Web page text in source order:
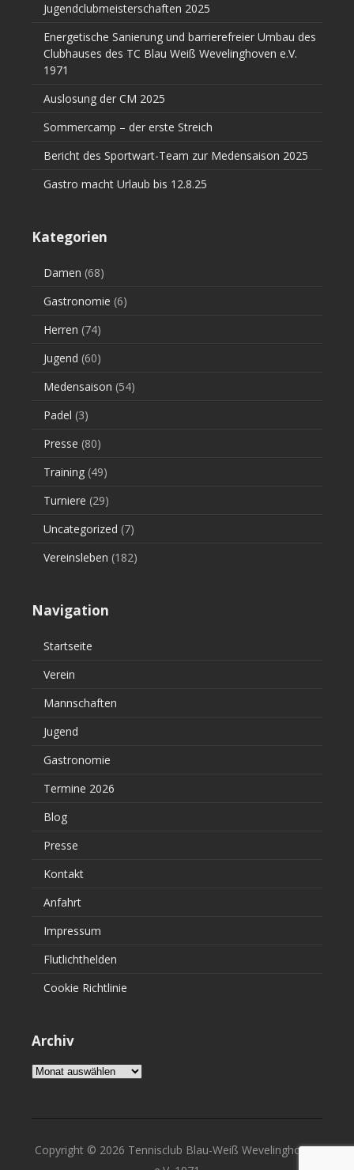
Jugendclubmeisterschaften 2025
Energetische Sanierung und barrierefreier Umbau des
Clubhauses des TC Blau Weiß Wevelinghoven e.V.
1971
Auslosung der CM 2025
Sommercamp – der erste Streich
Bericht des Sportwart-Team zur Medensaison 2025
Gastro macht Urlaub bis 12.8.25
Kategorien
Damen (68)
Gastronomie (6)
Herren (74)
Jugend (60)
Medensaison (54)
Padel (3)
Presse (80)
Training (49)
Turniere (29)
Uncategorized (7)
Vereinsleben (182)
Navigation
Startseite
Verein
Mannschaften
Jugend
Gastronomie
Termine 2026
Blog
Presse
Kontakt
Anfahrt
Impressum
Flutlichthelden
Cookie Richtlinie
Archiv
Archiv
Copyright © 2026 Tennisclub Blau-Weiß Wevelinghoven